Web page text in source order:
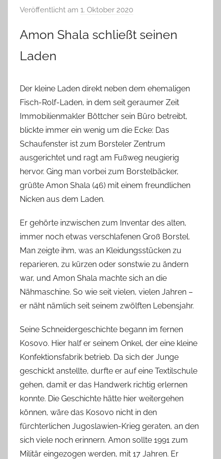
Veröffentlicht am 1. Oktober 2020
n
e
a
B
s
c
Amon Shala schließt seinen
Laden
Der kleine Laden direkt neben dem ehemaligen
Fisch-Rolf-Laden, in dem seit geraumer Zeit
Immobilienmakler Böttcher sein Büro betreibt,
blickte immer ein wenig um die Ecke: Das
Schaufenster ist zum Borsteler Zentrum
ausgerichtet und ragt am Fußweg neugierig
hervor. Ging man vorbei zum Borstelbäcker,
grüßte Amon Shala (46) mit einem freundlichen
Nicken aus dem Laden.
Er gehörte inzwischen zum Inventar des alten,
immer noch etwas verschlafenen Groß Borstel.
Man zeigte ihm, was an Kleidungsstücken zu
reparieren, zu kürzen oder sonstwie zu ändern
war, und Amon Shala machte sich an die
Nähmaschine. So wie seit vielen, vielen Jahren –
er näht nämlich seit seinem zwölften Lebensjahr.
Seine Schneidergeschichte begann im fernen
Kosovo. Hier half er seinem Onkel, der eine kleine
Konfektionsfabrik betrieb. Da sich der Junge
geschickt anstellte, durfte er auf eine Textilschule
gehen, damit er das Handwerk richtig erlernen
konnte. Die Geschichte hätte hier weitergehen
können, wäre das Kosovo nicht in den
fürchterlichen Jugoslawien-Krieg geraten, an den
sich viele noch erinnern. Amon sollte 1991 zum
Militär eingezogen werden, mit 17 Jahren. Er